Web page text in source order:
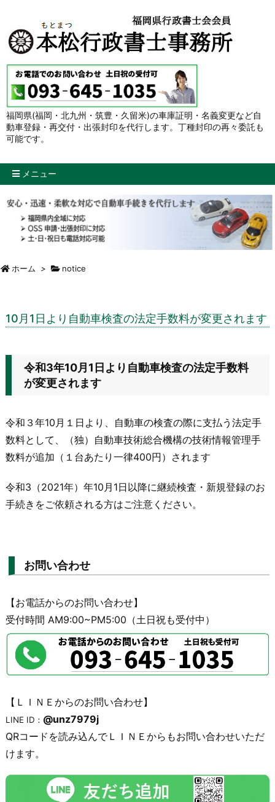
福岡県(福岡・北九州・筑豊・久留米)の車庫証明・名義変更など自
動車登録・再交付・出張封印を代行します。丁種封印の再々委託も
可能です。
メニュー
ホーム > notice
10月1日より自動車検査の法定手数料が変更されます
令和3年10月1日より自動車検査の法定手数料
が変更されます
令和３年10月１日より、自動車の検査の際に支払う法定手
数料として、（独）自動車技術総合機構の技術情報管理手
数料が追加（１台あたり一律400円）されます
令和3（2021年）年10月1日以降に継続検査・新規登録のお
手続きをご依頼される方はご注意ください。
お問い合わせ
【お電話からのお問い合わせ】
受付時間 AM9:00~PM5:00（土日祝も受付中）
【ＬＩＮＥからのお問い合わせ】
LINE ID： @unz7979j
QRコードを読み込んでＬＩＮＥからもお問い合わせいただ
けます。